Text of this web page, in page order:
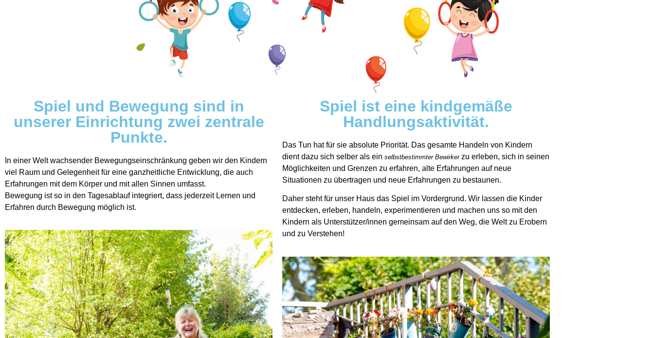
Spiel und Bewegung sind in
unserer Einrichtung zwei zentrale
Punkte.
In einer Welt wachsender Bewegungseinschränkung geben wir den Kindern
viel Raum und Gelegenheit für eine ganzheitliche Entwicklung, die auch
Erfahrungen mit dem Körper und mit allen Sinnen umfasst.
Bewegung ist so in den Tagesablauf integriert, dass jederzeit Lernen und
Erfahren durch Bewegung möglich ist.
Spiel ist eine kindgemäße
Handlungsaktivität.
Das Tun hat für sie absolute Priorität. Das gesamte Handeln von Kindern
dient dazu sich selber als ein selbstbestimmter Bewirkerzu erleben, sich in seinen
Möglichkeiten und Grenzen zu erfahren, alte Erfahrungen auf neue
Situationen zu übertragen und neue Erfahrungen zu bestaunen.
Daher steht für unser Haus das Spiel im Vordergrund. Wir lassen die Kinder
entdecken, erleben, handeln, experimentieren und machen uns so mit den
Kindern als Unterstützer/innen gemeinsam auf den Weg, die Welt zu Erobern
und zu Verstehen!